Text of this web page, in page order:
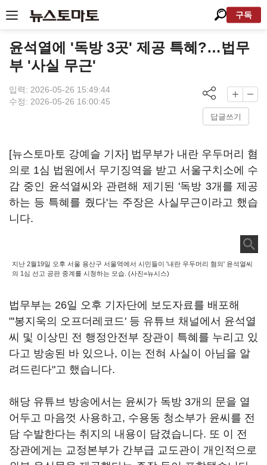
구독
윤석열에 '독방 3곳' 제공 특혜?…법무
부 '사실 무근'
입력: 2026-05-26 15:49:44
수정: 2026-05-26 16:00:45
답글쓰기
[뉴스토마토 강예슬 기자] 법무부가 내란 우두머리 혐
의로 1심 법원에서 무기징역을 받고 서울구치소에 수
감 중인 윤석열씨와 관련해 제기된 '독방 3개를 제공
하는 등 특혜를 줬다'는 주장은 사실무근이라고 했습
니다.
지난 2월19일 오후 서울 용산구 서울역에서 시민들이 '내란 우두머리 혐의' 윤석열씨
의 1심 선고 공판 중계를 시청하는 모습. (사진=뉴시스)
법무부는 26일 오후 기자단에 보도자료를 배포해
"'봉지욱의 오프더레코드' 등 유튜브 채널에서 윤석열
씨 및 이상민 전 행정안전부 장관이 특혜를 누리고 있
다고 방송된 바 있으나, 이는 전혀 사실이 아님을 알
려드린다"고 했습니다.
해당 유튜브 방송에서는 윤씨가 독방 3개의 문을 열
어두고 마음껏 사용하고, 수용동 청소부가 윤씨를 전
담 수발한다는 취지의 내용이 담겼습니다. 또 이 전
장관에게는 교정본부가 간부급 교도관이 개인적으로